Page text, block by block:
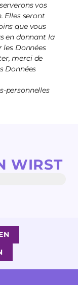
vos
Elles seront
que vous
en donnant la
les Données
merci de
Données
personnelles
WIRST